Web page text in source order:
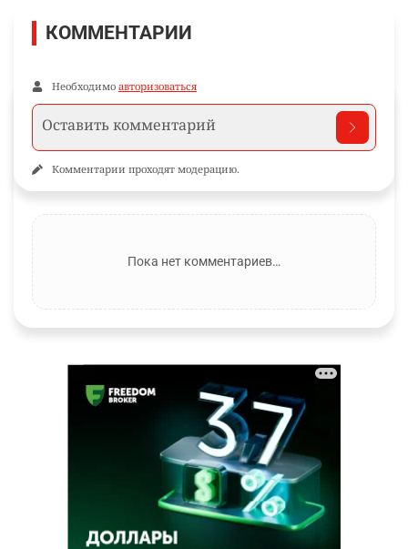
КОММЕНТАРИИ
Необходимо авторизоваться
Комментарии проходят модерацию.
Пока нет комментариев…